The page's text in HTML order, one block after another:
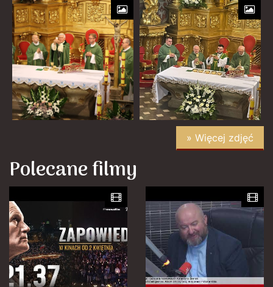
» Więcej zdjęć
Polecane filmy